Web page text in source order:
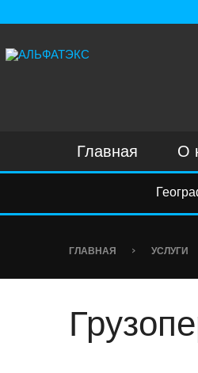
Главная О
ГЛАВНАЯ › УСЛУГИ